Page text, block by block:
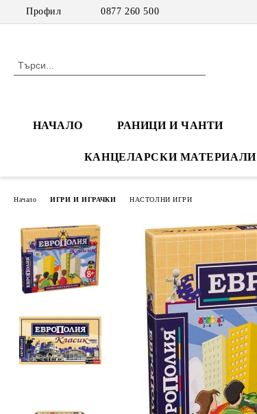
Профил 0877 260 500
НАЧАЛО РАНИЦИ И ЧАНТИ
КАНЦЕЛАРСКИ МАТЕРИАЛИ
Начало ИГРИ И ИГРАЧКИ НАСТОЛНИ ИГРИ